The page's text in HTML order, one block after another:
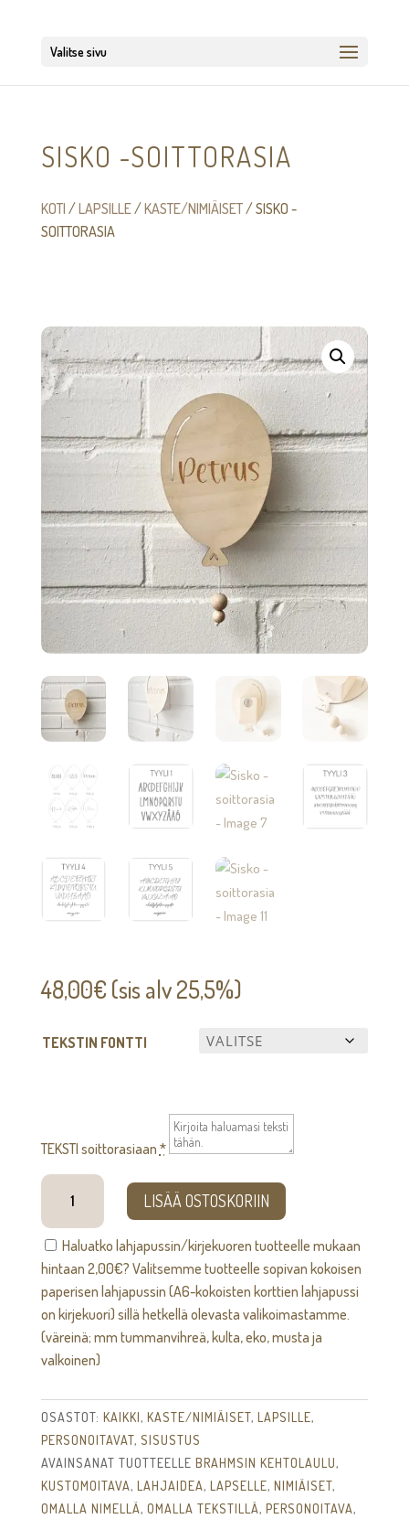
Valitse sivu
SISKO -SOITTORASIA
KOTI /LAPSILLE/KASTE/NIMIÄISET/ SISKO -
SOITTORASIA
48,00€ (sis alv 25,5%)
TEKSTIN FONTTI
TEKSTI soittorasiaan *
Sisko
soittorasia
määrä
LISÄÄ OSTOSKORIIN
Haluatko lahjapussin/kirjekuoren tuotteelle mukaan
hintaan 2,00€? Valitsemme tuotteelle sopivan kokoisen
paperisen lahjapussin (A6-kokoisten korttien lahjapussi
on kirjekuori) sillä hetkellä olevasta valikoimastamme.
(väreinä; mm tummanvihreä, kulta, eko, musta ja
valkoinen)
OSASTOT: KAIKKI, KASTE/NIMIÄISET, LAPSILLE,
PERSONOITAVAT, SISUSTUS
AVAINSANAT TUOTTEELLE BRAHMSIN KEHTOLAULU,
KUSTOMOITAVA, LAHJAIDEA, LAPSELLE, NIMIÄISET,
OMALLA NIMELLÄ, OMALLA TEKSTILLÄ, PERSONOITAVA,